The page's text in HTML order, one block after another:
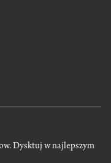
Dysktuj w najlepszym